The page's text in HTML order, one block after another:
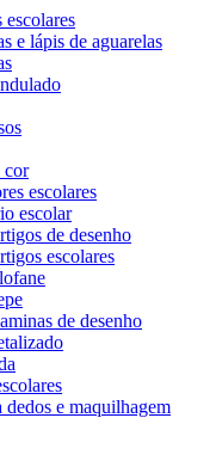
escolares
e lápis de aguarelas
cor
escolares
escolar
de desenho
escolares
de desenho
dedos e maquilhagem